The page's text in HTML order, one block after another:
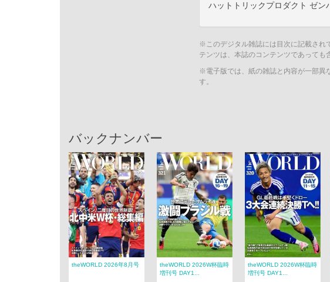
ハットトリックプロダクト ゼン
※このデジタル雑誌には目次に記載され
テンツは、本誌のコンテンツであっても
※電子版では、紙の雑誌と内容が一部異
す。
バックナンバー
theWORLD 2026年8月号
theWORLD 2026W杯臨時
増刊号 DAY1...
theWORLD 2026W杯臨時
増刊号 DAY1...